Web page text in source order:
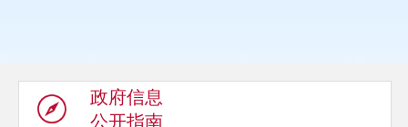
政府信息
公开指南